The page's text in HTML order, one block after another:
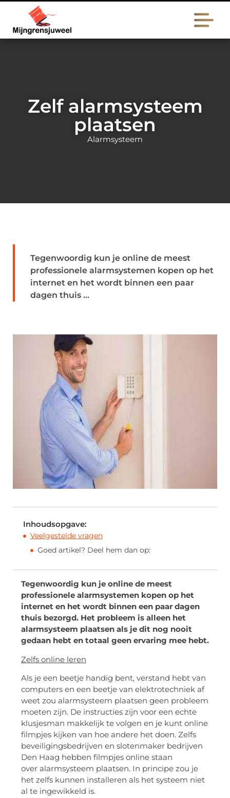
Zelf alarmsysteem
plaatsen
Alarmsysteem
Tegenwoordig kun je online de meest
professionele alarmsystemen kopen op het
internet en het wordt binnen een paar
dagen thuis ...
Inhoudsopgave:
Veelgestelde vragen
Goed artikel? Deel hem dan op:
Tegenwoordig kun je online de meest
professionele alarmsystemen kopen op het
internet en het wordt binnen een paar dagen
thuis bezorgd. Het probleem is alleen het
alarmsysteem plaatsen als je dit nog nooit
gedaan hebt en totaal geen ervaring mee hebt.
Zelfs online leren
Als je een beetje handig bent, verstand hebt van
computers en een beetje van elektrotechniek af
weet zou alarmsysteem plaatsen geen probleem
moeten zijn. De instructies zijn voor een echte
klusjesman makkelijk te volgen en je kunt online
filmpjes kijken van hoe andere het doen. Zelfs
beveiligingsbedrijven en slotenmaker bedrijven
Den Haag hebben filmpjes online staan
over alarmsysteem plaatsen. In principe zou je
het zelfs kunnen installeren als het systeem niet
al te ingewikkeld is.